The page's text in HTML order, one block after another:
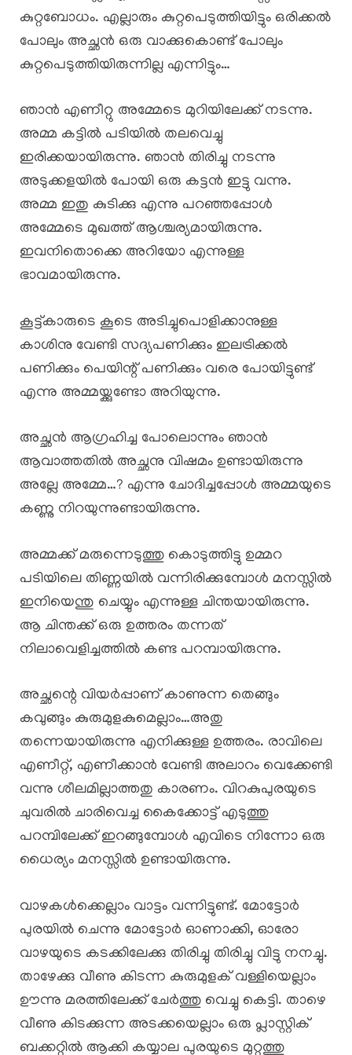
കുറ്റബോധം. എല്ലാരും കുറ്റപെടുത്തിയിട്ടും ഒരിക്കൽ
പോലും അച്ഛൻ ഒരു വാക്കുകൊണ്ട് പോലും
കുറ്റപെടുത്തിയിരുന്നില്ല എന്നിട്ടും…
ഞാൻ എണീറ്റു അമ്മേടെ മുറിയിലേക്ക് നടന്നു.
അമ്മ കട്ടിൽ പടിയിൽ തലവെച്ചു
ഇരിക്കയായിരുന്നു. ഞാൻ തിരിച്ചു നടന്നു
അടുക്കളയിൽ പോയി ഒരു കട്ടൻ ഇട്ടു വന്നു.
അമ്മ ഇതു കുടിക്കു എന്നു പറഞ്ഞപ്പോൾ
അമ്മേടെ മുഖത്ത് ആശ്ചര്യമായിരുന്നു.
ഇവനിതൊക്കെ അറിയോ എന്നുള്ള
ഭാവമായിരുന്നു.
കൂട്ട്കാരുടെ കൂടെ അടിച്ചുപൊളിക്കാനുള്ള
കാശിനു വേണ്ടി സദ്യപണിക്കും ഇലട്രിക്കൽ
പണിക്കും പെയിന്റ് പണിക്കും വരെ പോയിട്ടുണ്ട്
എന്നു അമ്മയ്ക്കുണ്ടോ അറിയുന്നു.
അച്ഛൻ ആഗ്രഹിച്ച പോലൊന്നും ഞാൻ
ആവാത്തതിൽ അച്ഛനു വിഷമം ഉണ്ടായിരുന്നു
അല്ലേ അമ്മേ…? എന്നു ചോദിച്ചപ്പോൾ അമ്മയുടെ
കണ്ണു നിറയുന്നുണ്ടായിരുന്നു.
അമ്മക്ക് മരുന്നെടുത്തു കൊടുത്തിട്ടു ഉമ്മറ
പടിയിലെ തിണ്ണയിൽ വന്നിരിക്കുമ്പോൾ മനസ്സിൽ
ഇനിയെന്തു ചെയ്യും എന്നുള്ള ചിന്തയായിരുന്നു.
ആ ചിന്തക്ക് ഒരു ഉത്തരം തന്നത്
നിലാവെളിച്ചത്തിൽ കണ്ട പറമ്പായിരുന്നു.
അച്ഛന്റെ വിയർപ്പാണ് കാണുന്ന തെങ്ങും
കവുങ്ങും കുരുമുളകുമെല്ലാം…അതു
തന്നെയായിരുന്നു എനിക്കുള്ള ഉത്തരം. രാവിലെ
എണീറ്റ്, എണീക്കാൻ വേണ്ടി അലാറം വെക്കേണ്ടി
വന്നു ശീലമില്ലാത്തതു കാരണം. വിറകുപുരയുടെ
ചുവരിൽ ചാരിവെച്ച കൈക്കോട്ട് എടുത്തു
പറമ്പിലേക്ക് ഇറങ്ങുമ്പോൾ എവിടെ നിന്നോ ഒരു
ധൈര്യം മനസ്സിൽ ഉണ്ടായിരുന്നു.
വാഴകൾക്കെല്ലാം വാട്ടം വന്നിട്ടുണ്ട്. മോട്ടോർ
പുരയിൽ ചെന്നു മോട്ടോർ ഓണാക്കി, ഓരോ
വാഴയുടെ കടക്കിലേക്കു തിരിച്ചു തിരിച്ചു വിട്ടു നനച്ചു.
താഴേക്കു വീണു കിടന്ന കുരുമുളക് വള്ളിയെല്ലാം
ഊന്നു മരത്തിലേക്ക് ചേർത്തു വെച്ചു കെട്ടി. താഴെ
വീണു കിടക്കുന്ന അടക്കയെല്ലാം ഒരു പ്ലാസ്റ്റിക്
ബക്കറ്റിൽ ആക്കി കയ്യാല പുരയുടെ മുറ്റത്തു